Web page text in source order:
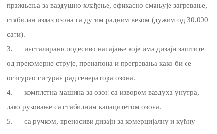
пражњења за ваздушно хлађење, ефикасно смањује загревање,
стабилан излаз озона са дугим радним веком (дужим од 30.000
сати).
3. инсталирано подесиво напајање које има дизајн заштите
од прекомерне струје, пренапона и прегревања како би се
осигурао сигуран рад генератора озона.
4. комплетна машина за озон са извором ваздуха унутра,
лако руковање са стабилним капацитетом озона.
5. са ручком, преносиви дизајн за комерцијалну и кућну